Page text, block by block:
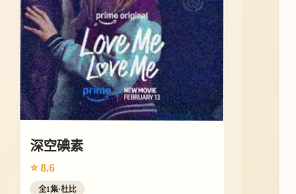
深空碘素
⭐ 8.6
全1集·杜比